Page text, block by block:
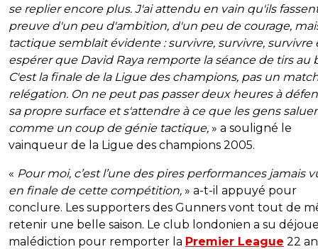
se replier encore plus. J'ai attendu en vain qu'ils
preuve d'un peu d'ambition, d'un peu de courage,
tactique semblait évidente : survivre, survivre, survivre
espérer que David Raya remporte la séance de tirs au
C'est la finale de la Ligue des champions, pas un
relégation. On ne peut pas passer deux heures à
sa propre surface et s'attendre à ce que les gens
comme un coup de génie tactique, » a souligné le
vainqueur de la Ligue des champions 2005.
« Pour moi, c’est l’une des pires performances jamais
en finale de cette compétition, » a-t-il appuyé pour
conclure. Les supporters des Gunners vont tout de
retenir une belle saison. Le club londonien a su
malédiction pour remporter la Premier League 22